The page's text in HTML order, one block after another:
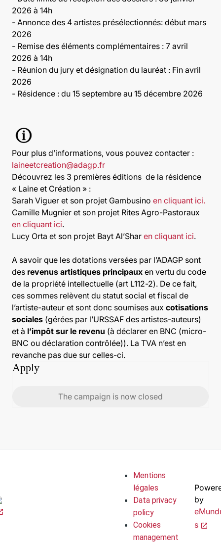
2026 à 14h
- Annonce des 4 artistes présélectionnés: début mars
2026
- Remise des éléments complémentaires : 7 avril
2026 à 14h
- Réunion du jury et désignation du lauréat : Fin avril
2026
- Résidence : du 15 septembre au 15 décembre 2026
Pour plus d’informations, vous pouvez contacter :
laineetcreation@adagp.fr
Découvrez les 3 premières éditions de la résidence
« Laine et Création » :
Sarah Viguer et son projet Gambusino en cliquant ici.
Camille Mugnier et son projet Rites Agro-Pastoraux
en cliquant ici.
Lucy Orta et son projet Bayt Al’Shar en cliquant ici.
A savoir que les dotations versées par l’ADAGP sont
des revenus artistiques principaux en vertu du code
de la propriété intellectuelle (art L112-2). De ce fait,
ces sommes relèvent du statut social et fiscal de
l’artiste-auteur et sont donc soumises aux cotisations
sociales (gérées par l’URSSAF des artistes-auteurs)
et à l’impôt sur le revenu (à déclarer en BNC (micro-
BNC ou déclaration contrôlée)). La TVA n’est en
revanche pas due sur celles-ci.
Apply
The campaign is now closed
Mentions
légales
Data privacy
policy
Cookies
management
by
s